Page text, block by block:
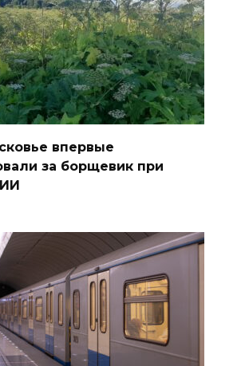
впервые
за борщевик при